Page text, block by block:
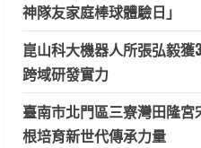
神隊友家庭棒球體驗日」
崑山科大機器人所張弘毅
跨域研發實力
臺南市北門區三寮灣田隆
根培育新世代傳承力量